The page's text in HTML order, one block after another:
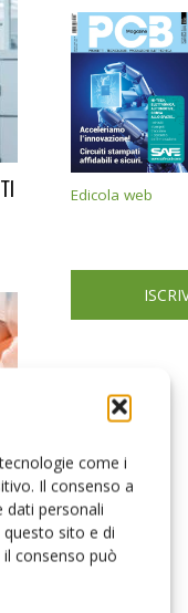
come i
Il consenso a
dati personali
sito e di
consenso può
Edicola web